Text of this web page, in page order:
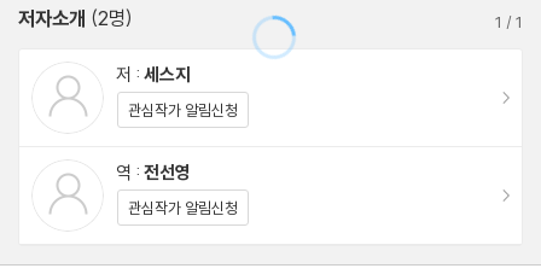
리가 될 법한 괴담을 옴니버스 형식으로 묶은 작품으로 올 2월 출간
된 『입에 대한 앙케트』의 저자 세스지의 데뷔작이다.
세스지는 2023년 1월부터 일본의 소설 창작 사이트 ‘가쿠요무’에
긴키 지방의 어느 지역에서 일어나는 기이한 괴담을 한 편씩 올리기
시작했다. 4월까지 석 달간 이어진 연재물은 SNS를 중심으로 크게
화제가 되었고, 그 뜨거운 인기에 힘입어 단행본으로 출간되기에 이
저자소개 (2명) 1 /1
저 : 세스지
관심작가 알림신청
역 : 전선영
관심작가 알림신청